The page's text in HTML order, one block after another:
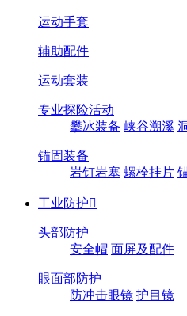
运动手套
辅助配件
运动套装
专业探险活动
攀冰装备 峡谷溯溪
锚固装备
岩钉岩塞 螺栓挂片
工业防护
头部防护
安全帽 面屏及配件
眼面部防护
防冲击眼镜 护目镜